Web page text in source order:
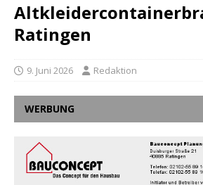
Ratingen
9. Juni 2026 Redaktion
WERBUNG